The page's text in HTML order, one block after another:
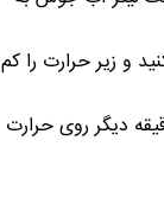
و زیر حرارت را کم
پخت به آن نمک، آب لیموترش تازه و زعفران دم کرده اضافه کنید و اجازه دهید ۲۰ دقیقه دیگر روی حرارت